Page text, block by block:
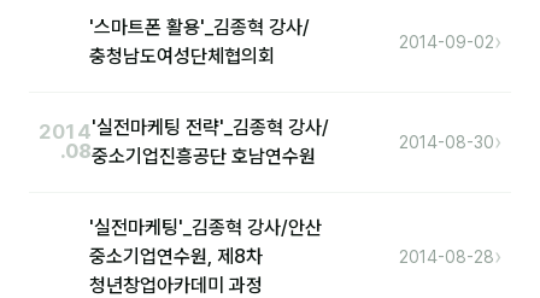
온라인강의 수강 후기
전체 도구
미팅·보고
'스마트폰 활용'_김종혁 강사/
충청남도여성단체협의회
2014-09-02›
2014
.08
'실전마케팅 전략'_김종혁 강사/
중소기업진흥공단 호남연수원
2014-08-30›
'실전마케팅'_김종혁 강사/안산
중소기업연수원, 제8차
청년창업아카데미 과정
2014-08-28›